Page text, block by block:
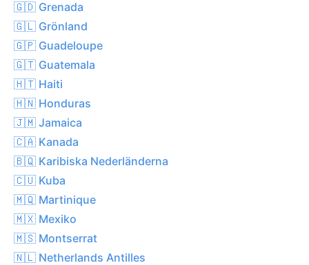
🇬🇩 Grenada
🇬🇱 Grönland
🇬🇵 Guadeloupe
🇬🇹 Guatemala
🇭🇹 Haiti
🇭🇳 Honduras
🇯🇲 Jamaica
🇨🇦 Kanada
🇧🇶 Karibiska Nederländerna
🇨🇺 Kuba
🇲🇶 Martinique
🇲🇽 Mexiko
🇲🇸 Montserrat
🇳🇱 Netherlands Antilles